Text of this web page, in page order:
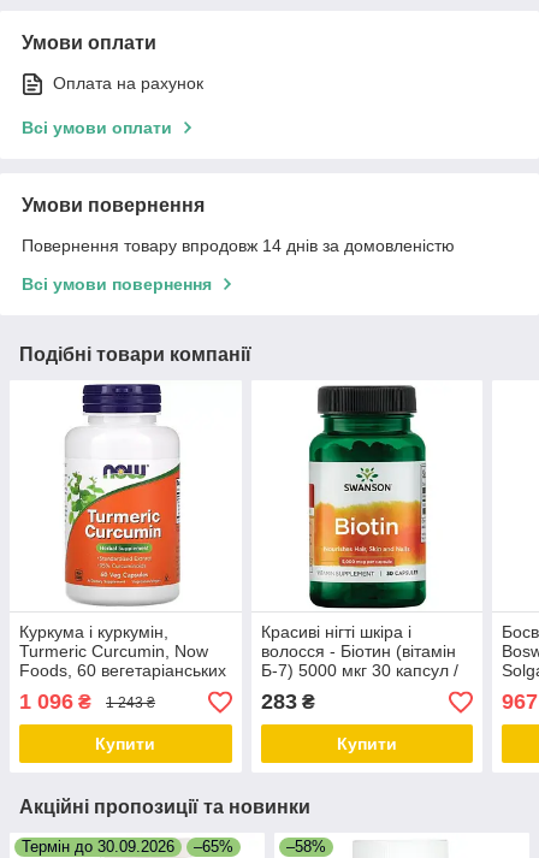
Умови оплати
Оплата на рахунок
Всі умови оплати
Умови повернення
Повернення товару впродовж 14 днів за домовленістю
Всі умови повернення
Подібні товари компанії
Куркума і куркумін,
Turmeric Curcumin, Now
Foods, 60 вегетаріанських
капсул
1 096 ₴ 1 243 ₴
Купити
Красиві нігті шкіра і
волосся - Біотин (вітамін
Б-7) 5000 мкг 30 капсул /
Biotin Swanson USA
283₴
Купити
Акційні пропозиції та новинки
Термін до 30.09.2026 –65% –58%